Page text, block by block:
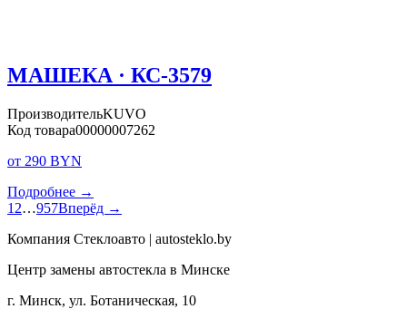
МАШЕКА · КС-3579
ПроизводительKUVO
Код товара00000007262
от 290 BYN
Подробнее →
1 2…957Вперёд →
Компания Стеклоавто | autosteklo.by
Центр замены автостекла в Минске
г. Минск, ул. Ботаническая, 10